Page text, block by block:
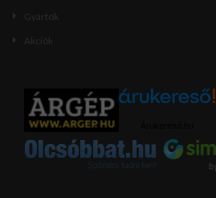
Gyártók
Akciók